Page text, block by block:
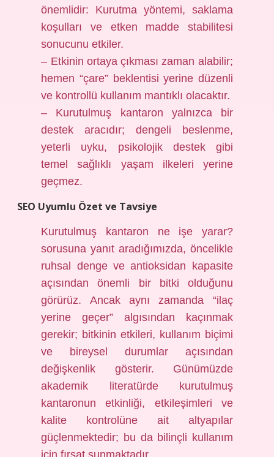
önemlidir: Kurutma yöntemi, saklama
koşulları ve etken madde stabilitesi
sonucunu etkiler.
– Etkinin ortaya çıkması zaman alabilir;
hemen “çare” beklentisi yerine düzenli
ve kontrollü kullanım mantıklı olacaktır.
– Kurutulmuş kantaron yalnızca bir
destek aracıdır; dengeli beslenme,
yeterli uyku, psikolojik destek gibi
temel sağlıklı yaşam ilkeleri yerine
geçmez.
SEO Uyumlu Özet ve Tavsiye
Kurutulmuş kantaron ne işe yarar?
sorusuna yanıt aradığımızda, öncelikle
ruhsal denge ve antioksidan kapasite
açısından önemli bir bitki olduğunu
görürüz. Ancak aynı zamanda “ilaç
yerine geçer” algısından kaçınmak
gerekir; bitkinin etkileri, kullanım biçimi
ve bireysel durumlar açısından
değişkenlik gösterir. Günümüzde
akademik literatürde kurutulmuş
kantaronun etkinliği, etkileşimleri ve
kalite kontrolüne ait altyapılar
güçlenmektedir; bu da bilinçli kullanım
için fırsat sunmaktadır.